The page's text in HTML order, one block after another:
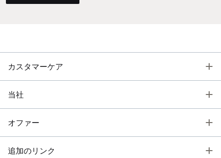
カスタマーケア
当社
オファー
追加のリンク